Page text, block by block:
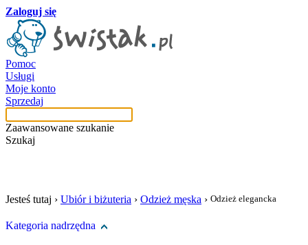
Zaloguj się
Pomoc
Usługi
Moje konto
Sprzedaj
Zaawansowane szukanie
Szukaj
Jesteś tutaj › Ubiór i biżuteria › Odzież męska › Odzież elegancka
Kategoria nadrzędna